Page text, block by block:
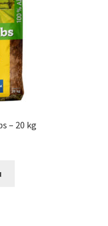
– 20 kg